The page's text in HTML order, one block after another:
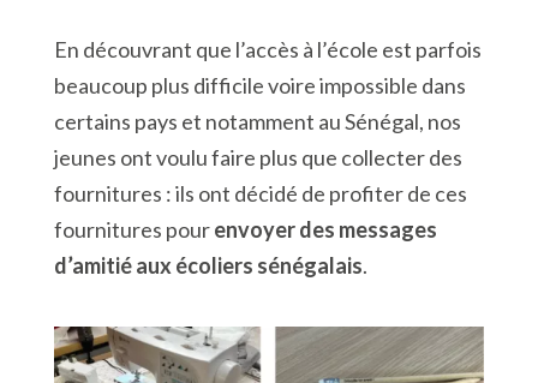
En découvrant que l’accès à l’école est parfois
beaucoup plus difficile voire impossible dans
certains pays et notamment au Sénégal, nos
jeunes ont voulu faire plus que collecter des
fournitures : ils ont décidé de profiter de ces
fournitures pourenvoyer des messages
d’amitié aux écoliers sénégalais.